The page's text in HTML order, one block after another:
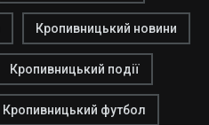
Кропивницький новини
Кропивницький події
Кропивницький футбол